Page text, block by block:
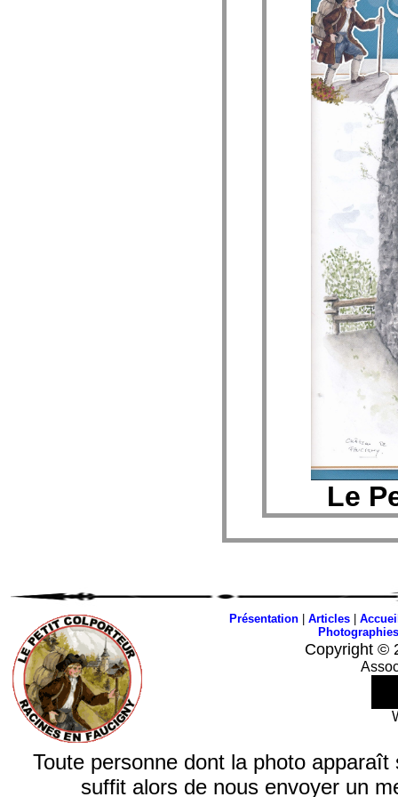
Le
Présentation| Articles|
Photographies
Copyright ©
Toute personne dont la photo
suffit alors de nous envoyer un